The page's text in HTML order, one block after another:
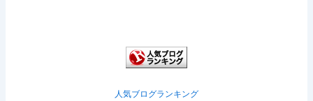
人気ブログランキング